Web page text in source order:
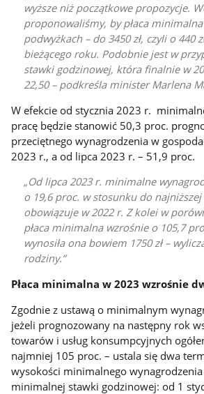
wyższe niż początkowe propozycje.
proponowaliśmy, by płaca
podwyżkach – do 3450 zł, czyli o 440
bieżącego roku. Podobnie jest w
stawki godzinowej, która finalnie w
22,50 – podkreśla minister Marlena
W efekcie od stycznia 2023 r.
pracę będzie stanowić 50,3 proc.
przeciętnego wynagrodzenia w
2023 r., a od lipca 2023 r. – 51,9 proc.
Od lipca 2023 r. minimalne
o 19,6 proc. w stosunku do najniższej
obowiązuje w 2022 r. Z kolei w
płaca minimalna wzrośnie o 105,7
wynosiła ona bowiem 1750 zł –
rodziny.
Płaca minimalna w 2023 wzrośnie
Zgodnie z ustawą o minimalnym
jeżeli prognozowany na następny rok
towarów i usług konsumpcyjnych
najmniej 105 proc. – ustala się dwa
wysokości minimalnego
minimalnej stawki godzinowej: od 1